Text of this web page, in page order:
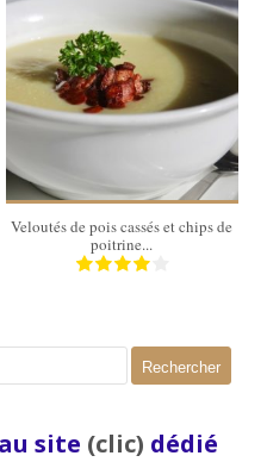
4 personnes
45 Min
Veloutés de pois cassés et chips de
poitrine...
site (clic) dédié